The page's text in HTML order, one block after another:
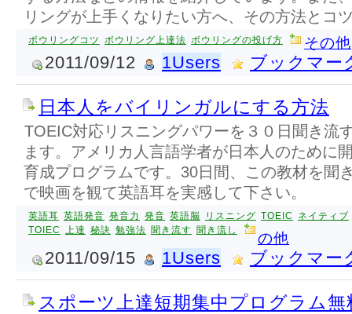
リングが上手くなりたい方へ、その方法とコ
ボウリングコツ ボウリング上達法 ボウリングの投げ方 その他
2011/09/12 1Users ブックマー
日本人をバイリンガルにする方法
TOEIC対応リスニングパワーを３０日聞き流
ます。アメリカ人言語学者が日本人のために
育成プログラムです。30日間、この教材を聞
で映画を観て英語耳を実感して下さい。
英語耳 英語発音 発音力 発音 英語脳 リスニング TOEIC
ネイティブ
TOIEC 上達 秘訣 勉強法 聞き流す 聞き流し の他
2011/09/15 1Users ブックマー
スポーツ上達短期集中プログラム